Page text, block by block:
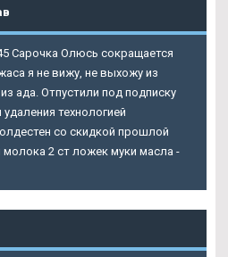
Сарочка Олюсь сокращается
я не вижу, не выхожу из
ада. Отпустили под подписку
технологией
со скидкой прошлой
молока 2 ст ложек муки масла -